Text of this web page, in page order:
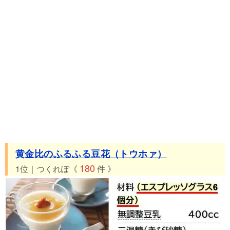
黄金比のふるふる豆花（トウホァ）
1位｜つくれぽ《 180 件 》